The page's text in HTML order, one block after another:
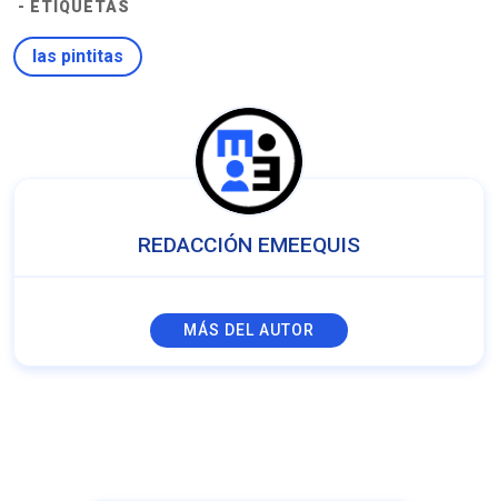
- ETIQUETAS
las pintitas
REDACCIÓN EMEEQUIS
MÁS DEL AUTOR